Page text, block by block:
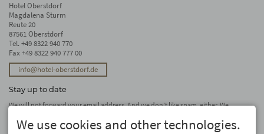
Hotel Oberstdorf
Magdalena Sturm
Reute 20
87561 Oberstdorf
Tel. +49 8322 940 770
Fax +49 8322 940 777 00
info@hotel-oberstdorf.de
Stay up to date
We will not forward your email address. And we don’t like spam, either. We
We use cookies and other technologies.